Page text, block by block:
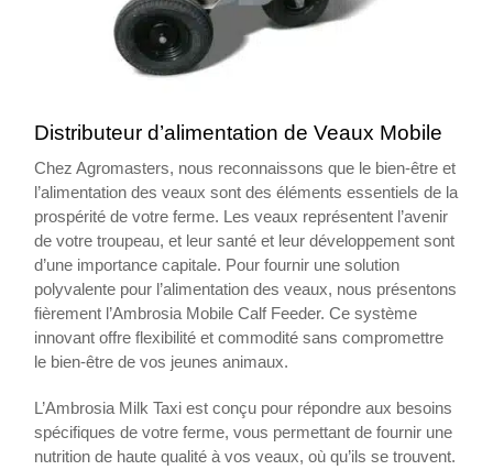
Distributeur d’alimentation de Veaux Mobile
Chez Agromasters, nous reconnaissons que le bien-être et
l’alimentation des veaux sont des éléments essentiels de la
prospérité de votre ferme. Les veaux représentent l’avenir
de votre troupeau, et leur santé et leur développement sont
d’une importance capitale. Pour fournir une solution
polyvalente pour l’alimentation des veaux, nous présentons
fièrement l’Ambrosia Mobile Calf Feeder. Ce système
innovant offre flexibilité et commodité sans compromettre
le bien-être de vos jeunes animaux.
L’Ambrosia Milk Taxi est conçu pour répondre aux besoins
spécifiques de votre ferme, vous permettant de fournir une
nutrition de haute qualité à vos veaux, où qu’ils se trouvent.